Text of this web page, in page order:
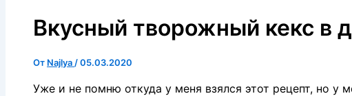
Вкусный творожный кекс в
От Najlya /05.03.2020
Уже и не помню откуда у меня взялся этот рецепт, но у